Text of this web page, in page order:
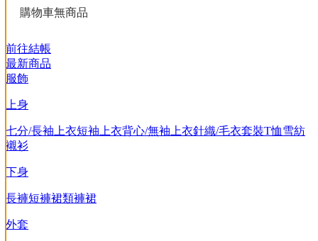
購物車無商品
前往結帳
最新商品
服飾
上身
七分/長袖上衣短袖上衣背心/無袖上衣針織/毛衣套裝T恤雪紡
襯衫
下身
長褲短褲裙類褲裙
外套